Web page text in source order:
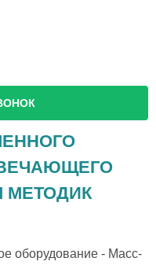
МЕТОДИК
оборудование - Масс-